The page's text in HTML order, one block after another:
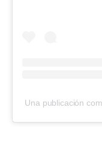
Una publicación